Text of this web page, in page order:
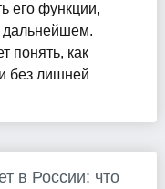
его функции,
дальнейшем.
понять, как
без лишней
в России: что